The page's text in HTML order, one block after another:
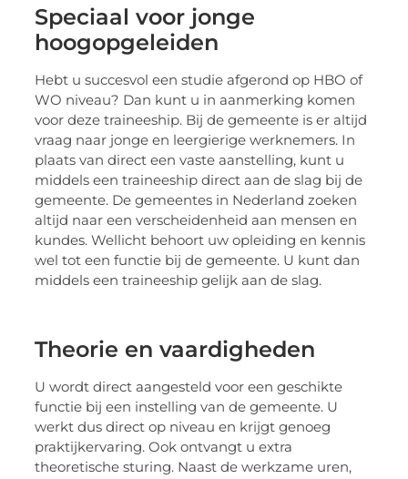
Speciaal voor jonge
hoogopgeleiden
Hebt u succesvol een studie afgerond op HBO of
WO niveau? Dan kunt u in aanmerking komen
voor deze traineeship. Bij de gemeente is er altijd
vraag naar jonge en leergierige werknemers. In
plaats van direct een vaste aanstelling, kunt u
middels een traineeship direct aan de slag bij de
gemeente. De gemeentes in Nederland zoeken
altijd naar een verscheidenheid aan mensen en
kundes. Wellicht behoort uw opleiding en kennis
wel tot een functie bij de gemeente. U kunt dan
middels een traineeship gelijk aan de slag.
Theorie en vaardigheden
U wordt direct aangesteld voor een geschikte
functie bij een instelling van de gemeente. U
werkt dus direct op niveau en krijgt genoeg
praktijkervaring. Ook ontvangt u extra
theoretische sturing. Naast de werkzame uren,